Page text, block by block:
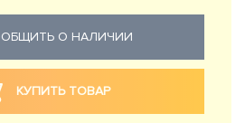
О НАЛИЧИИ
КУПИТЬ ТОВАР